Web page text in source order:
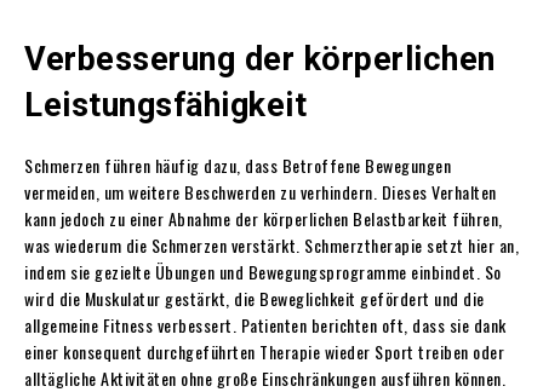
Verbesserung der körperlichen
Leistungsfähigkeit
Schmerzen führen häufig dazu, dass Betroffene Bewegungen
vermeiden, um weitere Beschwerden zu verhindern. Dieses Verhalten
kann jedoch zu einer Abnahme der körperlichen Belastbarkeit führen,
was wiederum die Schmerzen verstärkt. Schmerztherapie setzt hier an,
indem sie gezielte Übungen und Bewegungsprogramme einbindet. So
wird die Muskulatur gestärkt, die Beweglichkeit gefördert und die
allgemeine Fitness verbessert. Patienten berichten oft, dass sie dank
einer konsequent durchgeführten Therapie wieder Sport treiben oder
alltägliche Aktivitäten ohne große Einschränkungen ausführen können.